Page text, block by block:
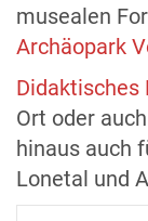
musealen
Archäopark
Didaktisches
Ort oder
hinaus auch
Lonetal und